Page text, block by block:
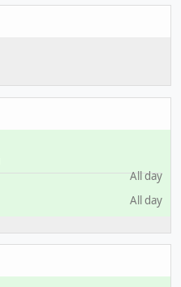
All day
All day